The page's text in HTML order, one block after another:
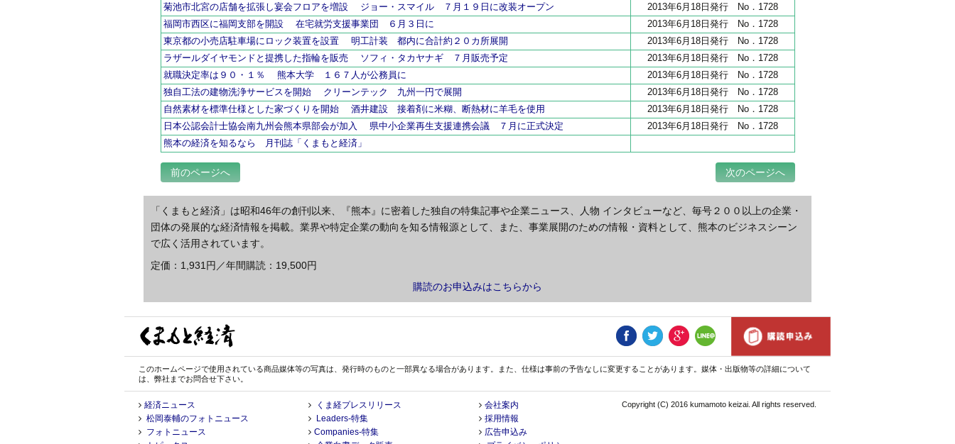
菊池市北宮の店舗を拡張し宴会フロアを増設 ジョー・スマイル ７月１９日に改装オープン
2013年6月18日発行 No．1728
福岡市西区に福岡支部を開設 在宅就労支援事業団 ６月３日に
2013年6月18日発行 No．1728
東京都の小売店駐車場にロック装置を設置 明工計装 都内に合計約２０カ所展開
2013年6月18日発行 No．1728
ラザールダイヤモンドと提携した指輪を販売 ソフィ・タカヤナギ ７月販売予定
2013年6月18日発行 No．1728
就職決定率は９０・１％ 熊本大学 １６７人が公務員に
2013年6月18日発行 No．1728
独自工法の建物洗浄サービスを開始 クリーンテック 九州一円で展開
2013年6月18日発行 No．1728
自然素材を標準仕様とした家づくりを開始 酒井建設 接着剤に米糊、断熱材に羊毛を使用
2013年6月18日発行 No．1728
日本公認会計士協会南九州会熊本県部会が加入 県中小企業再生支援連携会議 ７月に正式決定
2013年6月18日発行 No．1728
熊本の経済を知るなら 月刊誌「くまもと経済」
前のページへ 次のページへ
「くまもと経済」は昭和46年の創刊以来、『熊本』に密着した独自の特集記事や企業ニュース、人物 インタビューなど、毎号２００以上の企業・
団体の発展的な経済情報を掲載。業界や特定企業の動向を知る情報源として、また、事業展開のための情報・資料として、熊本のビジネスシーン
で広く活用されています。
定価：1,931円／年間購読：19,500円
購読のお申込みはこちらから
このホームページで使用されている商品媒体等の写真は、発行時のものと一部異なる場合があります。また、仕様は事前の予告なしに変更することがあります。媒体・出版物等の詳細について
は、弊社までお問合せ下さい。
経済ニュース
松岡泰輔のフォトニュース
フォトニュース
くま経プレスリリース
Leaders-特集
Companies-特集
会社案内
採用情報
広告申込み
Copyright (C) 2016 kumamoto keizai. All rights reserved.